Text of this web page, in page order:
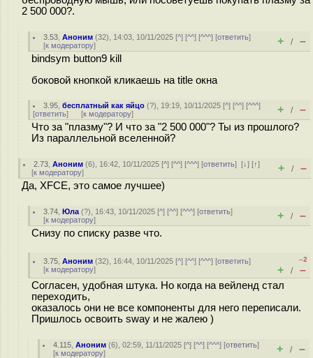
2 500 000?.
3.53 ,Аноним (32), 14:03, 10/11/2025 [^] [^^] [^^^] [ответить]
[к модератору] + / –
bindsym button9 kill
боковой кнопкой кликаешь на title окна
3.95 ,бесплатный как яйцо (?), 19:19, 10/11/2025 [^] [^^] [^^^]
[ответить] [к модератору] + / –
Что за "плазму"? И что за "2 500 000"? Ты из прошлого?
Из параллельной вселенной?
2.73 ,Аноним (6), 16:42, 10/11/2025 [^] [^^] [^^^] [ответить][↓] [↑]
[к модератору] + / –
Да, XFCE, это самое лучшее)
3.74 ,Юла (?), 16:43, 10/11/2025 [^] [^^] [^^^] [ответить]
[к модератору] + / –
Снизу по списку разве что.
3.75 ,Аноним (32), 16:44, 10/11/2025 [^] [^^] [^^^] [ответить]
[к модератору]
–2
+ / –
Согласен, удобная штука. Но когда на вейленд стал
переходить,
оказалось они не все компоненты для него переписали.
Пришлось освоить sway и не жалею )
4.115 ,Аноним (6), 02:59, 11/11/2025 [^] [^^] [^^^] [ответить]
[к модератору] + / –